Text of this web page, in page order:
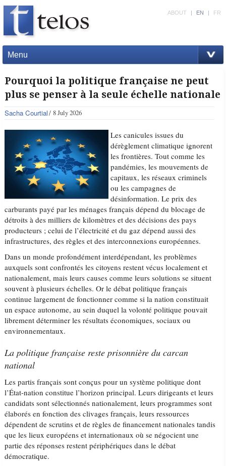
Menu
ABOUT | EN | FR
Pourquoi la politique française ne peut
plus se penser à la seule échelle nationale
Sacha Courtial 8 July 2026
Les canicules issues du
dérèglement climatique ignorent
les frontières. Tout comme les
pandémies, les mouvements de
capitaux, les réseaux criminels
ou les campagnes de
désinformation. Le prix des
carburants payé par les ménages français dépend du blocage de
détroits à des milliers de kilomètres et des décisions des pays
producteurs ; celui de l’électricité et du gaz dépend aussi des
infrastructures, des règles et des interconnexions européennes.
Dans un monde profondément interdépendant, les problèmes
auxquels sont confrontés les citoyens restent vécus localement et
nationalement, mais leurs causes comme leurs solutions se situent
souvent à plusieurs échelles. Or le débat politique français
continue largement de fonctionner comme si la nation constituait
un espace autonome, au sein duquel la volonté politique pouvait
librement déterminer les résultats économiques, sociaux ou
environnementaux.
La politique française reste prisonnière du carcan
national
Les partis français sont conçus pour un système politique dont
l’État-nation constitue l’horizon principal. Leurs dirigeants et leurs
candidats sont sélectionnés nationalement, leurs programmes sont
élaborés en fonction des clivages français, leurs ressources
dépendent de scrutins et de règles de financement nationales tandis
que les lieux européens et internationaux où se négocient une
partie des réponses restent périphériques dans le débat
démocratique.